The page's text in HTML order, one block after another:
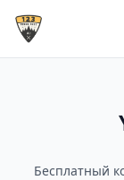
Бесплатный